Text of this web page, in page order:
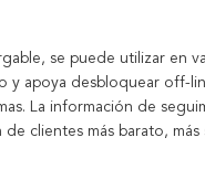
se puede utilizar en
y apoya desbloquear off-
La información de
clientes más barato,